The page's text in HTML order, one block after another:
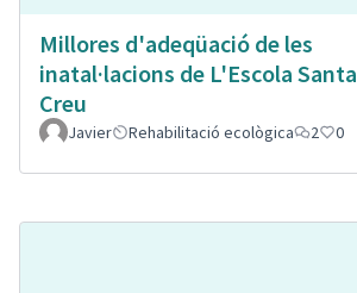
Millores d'adeqüació de les
inatal·lacions de L'Escola Santa
Creu
Javier Rehabilitació ecològica 2 0